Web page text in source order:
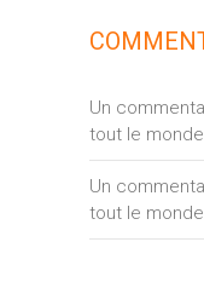
Un
tout le
Un
tout le